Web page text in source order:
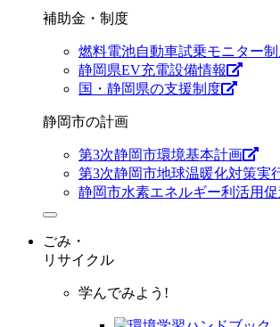
補助金・制度
燃料電池自動車試乗モニター
静岡県EV充電設備情報
国・静岡県の支援制度
静岡市の計画
第3次静岡市環境基本計画
第3次静岡市地球温暖化対策実
静岡市水素エネルギー利活用
ごみ・
リサイクル
学んでみよう!